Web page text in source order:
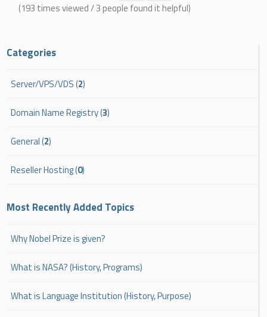
(193 times viewed / 3 people found it helpful)
Categories
Server/VPS/VDS (2)
Domain Name Registry (3)
General (2)
Reseller Hosting (0)
Most Recently Added Topics
Why Nobel Prize is given?
What is NASA? (History, Programs)
What is Language Institution (History, Purpose)